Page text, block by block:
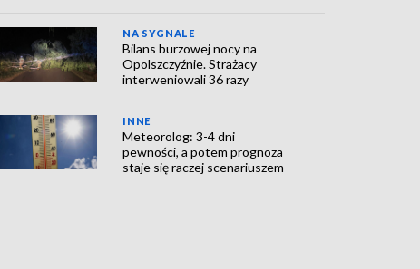
NA SYGNALE
Bilans burzowej nocy na
Opolszczyźnie. Strażacy
interweniowali 36 razy
INNE
Meteorolog: 3-4 dni
pewności, a potem prognoza
staje się raczej scenariuszem